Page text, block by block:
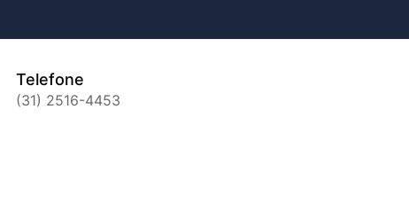
Telefone
(31) 2516-4453